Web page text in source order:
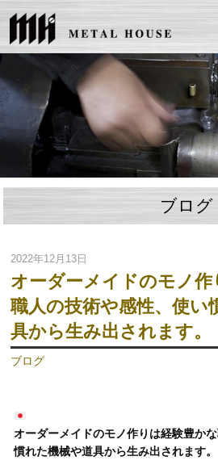
ブログ
2022年12月13日
オーダーメイドのモノ
職人の技術や感性、使い
具から生み出されます。
ブログ
オーダーメイドのモノ作りは経験豊か
慣れた機械や道具から生み出されます。